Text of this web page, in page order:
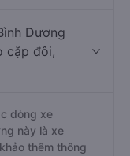
Dương
cặp đôi,
dòng xe
này là xe
thêm thông